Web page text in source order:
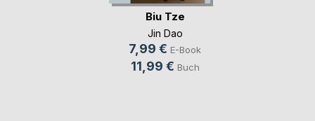
Biu Tze
Jin Dao
7,99 € E-Book
11,99 € Buch